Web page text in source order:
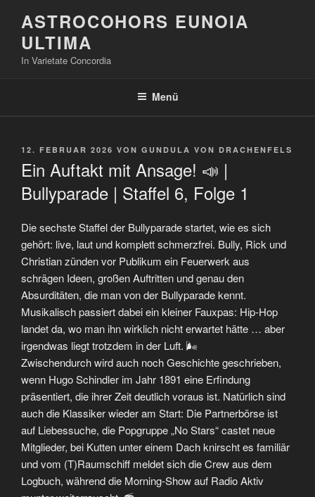
Inhalt
springen
ASTROCOHORS EUNOIA
ULTIMA
In Varietate Concordia
Menü
VERÖFFENTLICHT
12. FEBRUAR 2026 VON GUNDULA VON DRACHENFELS
Ein Auftakt mit Ansage! 📣 |
Bullyparade | Staffel 6, Folge 1
Die sechste Staffel der Bullyparade startet, wie es sich
gehört: live, laut und komplett schmerzfrei. Bully, Rick und
Christian zünden vor Publikum ein Feuerwerk aus
schrägen Ideen, großen Auftritten und genau den
Absurditäten, die man von der Bullyparade kennt.
Musikalisch passiert dabei ein kleiner Fauxpas: Hip-Hop
landet da, wo man ihn wirklich nicht erwartet hätte … aber
irgendwas liegt trotzdem in der Luft. 🌬️
Zwischendurch wird auch noch Geschichte geschrieben,
wenn Hugo Schindler im Jahr 1891 eine Erfindung
präsentiert, die ihrer Zeit deutlich voraus ist. Natürlich sind
auch die Klassiker wieder am Start: Die Partnerbörse ist
auf Liebessuche, die Popgruppe „No Stars“ castet neue
Mitglieder, bei Kutten unter einem Dach knirscht es familiär
und vom (T)Raumschiff meldet sich die Crew aus dem
Logbuch, während die Morning-Show auf Radio Aktiv